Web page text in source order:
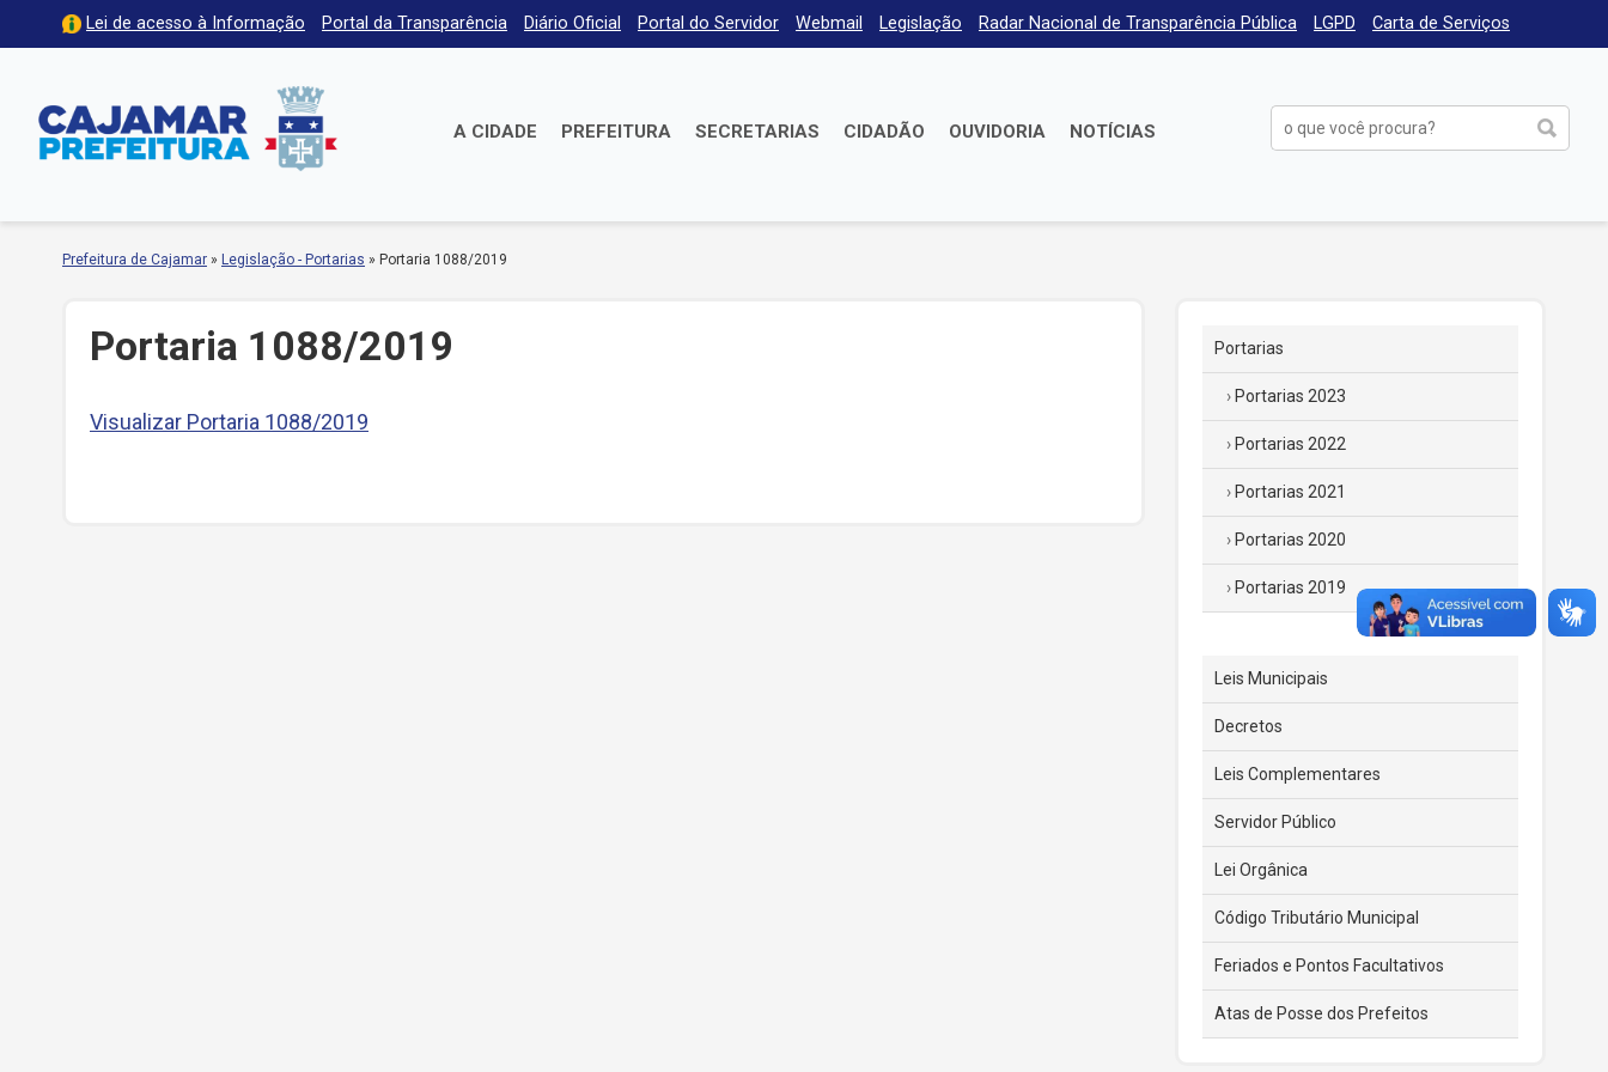
Lei de acesso à Informação Portal da Transparência Diário Oficial Portal do Servidor Webmail Legislação Radar Nacional de Transparência Pública LGPD Carta de Serviços
A CIDADE PREFEITURA SECRETARIAS CIDADÃO OUVIDORIA NOTÍCIAS
Prefeitura de Cajamar » Legislação - Portarias » Portaria 1088/2019
Portaria 1088/2019
Visualizar Portaria 1088/2019
Portarias
Portarias 2023
Portarias 2022
Portarias 2021
Portarias 2020
Portarias 2019
Leis Municipais
Decretos
Leis Complementares
Servidor Público
Lei Orgânica
Código Tributário Municipal
Feriados e Pontos Facultativos
Atas de Posse dos Prefeitos